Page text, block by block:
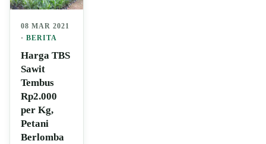
08 MAR 2021
· BERITA
Harga TBS
Sawit
Tembus
Rp2.000
per Kg,
Petani
Berlomba